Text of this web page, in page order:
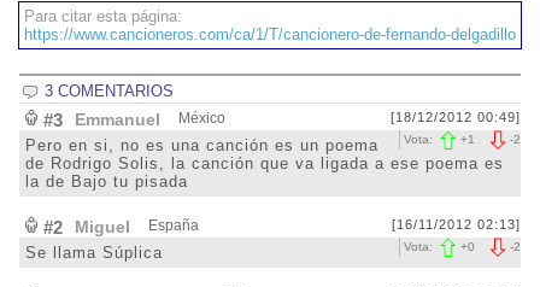
Para citar esta página:
https://www.cancioneros.com/ca/1/T/cancionero-de-fernando-delgadillo
3 COMENTARIOS
#3 Emmanuel México [18/12/2012 00:49]
-2
Vota: +1
Pero en si, no es una canción es un poema
de Rodrigo Solis, la canción que va ligada a ese poema es
la de Bajo tu pisada
#2 Miguel España [16/11/2012 02:13]
-2
Vota: +0
Se llama Súplica